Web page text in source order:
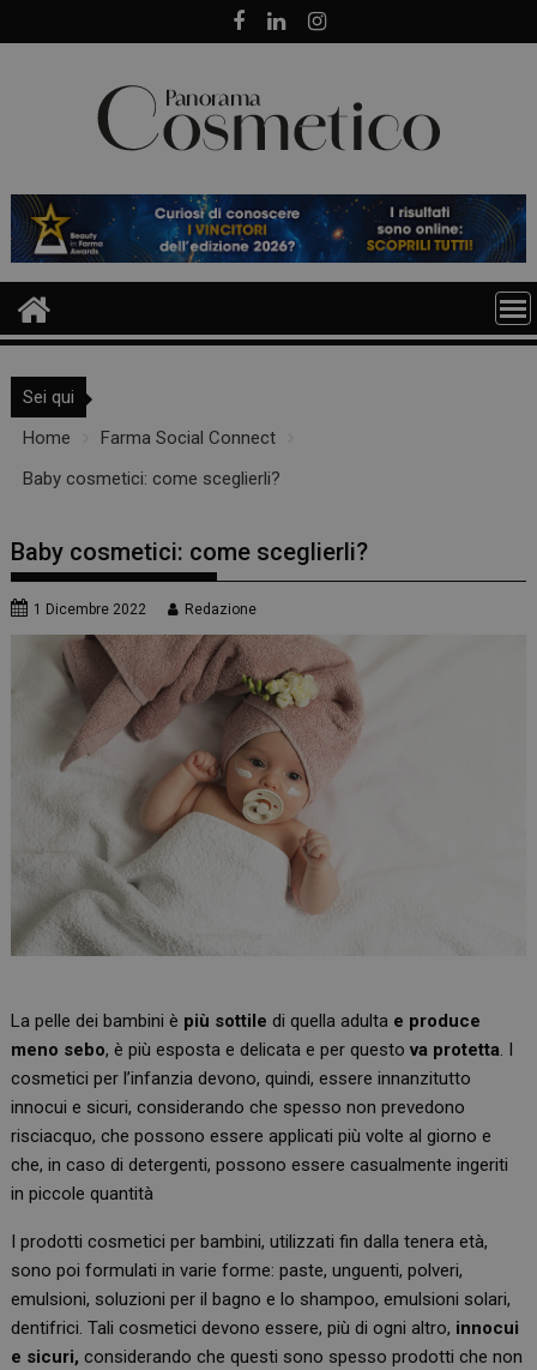
to
Sei qui
Home
Farma Social Connect
Baby cosmetici: come sceglierli?
Baby cosmetici: come sceglierli?
1 Dicembre 2022 Redazione
La pelle dei bambini è più sottile di quella adulta e produce
meno sebo, è più esposta e delicata e per questova protetta. I
cosmetici per l’infanzia devono, quindi, essere innanzitutto
innocui e sicuri, considerando che spesso non prevedono
risciacquo, che possono essere applicati più volte al giorno e
che, in caso di detergenti, possono essere casualmente ingeriti
in piccole quantità
I prodotti cosmetici per bambini, utilizzati fin dalla tenera età,
sono poi formulati in varie forme: paste, unguenti, polveri,
emulsioni, soluzioni per il bagno e lo shampoo, emulsioni solari,
dentifrici. Tali cosmetici devono essere, più di ogni altro, innocui
e sicuri, considerando che questi sono spesso prodotti che non